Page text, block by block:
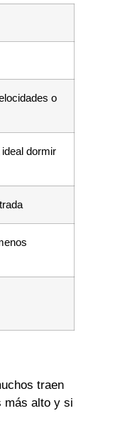
o
dormir
traen
más alto y si